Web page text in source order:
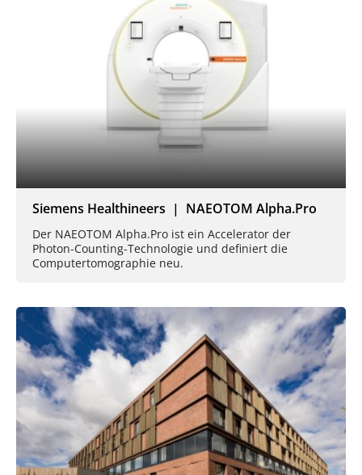
Siemens Healthineers | NAEOTOM Alpha.Pro
Der NAEOTOM Alpha.Pro ist ein Accelerator der
Photon-Counting-Technologie und definiert die
Computertomographie neu.